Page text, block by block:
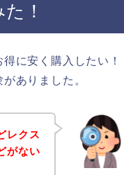
！
に安く購入したい！
ありました。
レクス
がない